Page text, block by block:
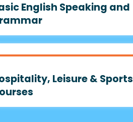
English Speaking and
Leisure & Sports